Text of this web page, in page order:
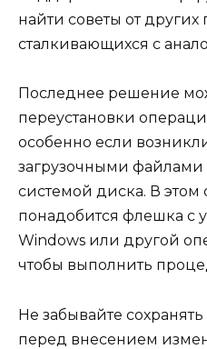
найти советы от других
сталкивающихся с
Последнее решение
переустановки
особенно если
загрузочными
системой диска. В этом
понадобится флешка с
Windows или другой
чтобы выполнить
Не забывайте
перед внесением